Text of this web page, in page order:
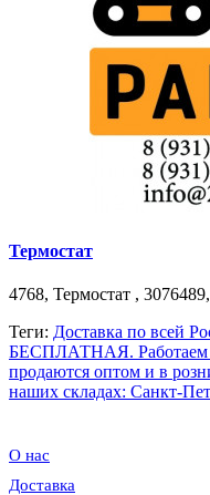
Термостат
4768, Термостат ,
Теги: Доставка по всей
БЕСПЛАТНАЯ. Работаем c
продаются оптом и в
наших складах: Санкт-
О нас
Доставка